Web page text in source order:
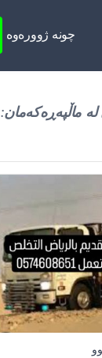
چونه‌ ژووره‌وه‌
ماڵپەڕەکەمان: